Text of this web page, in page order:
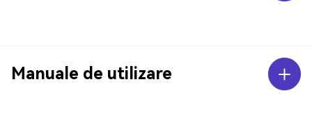
Manuale de utilizare